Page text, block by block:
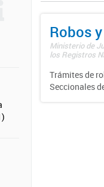
Robos
Ministerio de
los Registros
Trámites de
Seccionales